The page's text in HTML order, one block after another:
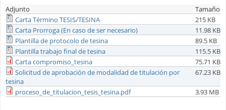
Adjunto
Tamaño
Carta Término TESIS/TESINA
215 KB
Carta Prorroga (En caso de ser necesario)
11.98 KB
Plantilla de protocolo de tesina
89.5 KB
Plantilla trabajo final de tesina
115.5 KB
Carta compromiso_tesina
75.71 KB
Solicitud de aprobación de modalidad de titulación por
tesina
67.23 KB
proceso_de_titulacion_tesis_tesina.pdf 3.93 MB